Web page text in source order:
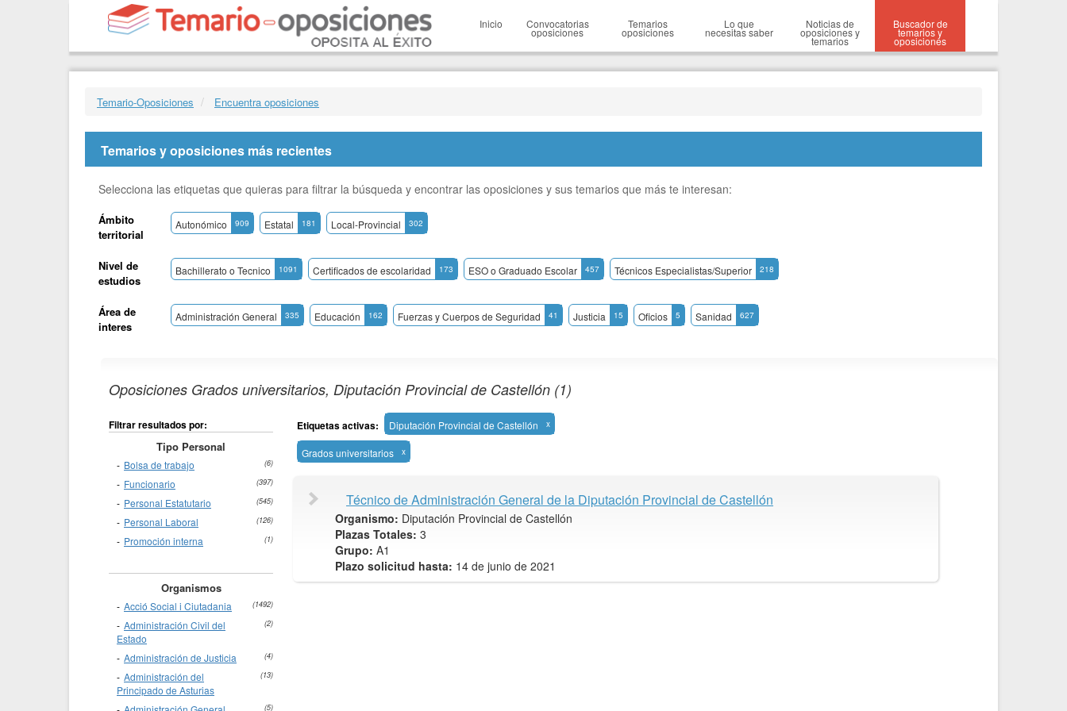
Inicio Convocatorias
oposiciones
Temarios
oposiciones
Lo que
necesitas saber
Noticias de
oposiciones y
temarios
Buscador de
temarios y
oposiciones
Temario-Oposiciones Encuentra oposiciones
Temarios y oposiciones más recientes
Selecciona las etiquetas que quieras para filtrar la búsqueda y encontrar las oposiciones y sus temarios que más te interesan:
Ámbito
territorial
Autonómico 909 Estatal 181 Local-Provincial 302
Nivel de
estudios
Bachillerato o Tecnico 1091 Certificados de escolaridad 173 ESO o Graduado Escolar 457 Técnicos Especialistas/Superior 218
Área de
interes
Administración General 335 Educación 162 Fuerzas y Cuerpos de Seguridad 41 Justicia 15 Oficios 5 Sanidad 627
Oposiciones Grados universitarios, Diputación Provincial de Castellón (1)
Filtrar resultados por:
Tipo Personal
Bolsa de trabajo (6)
Funcionario (397)
Personal Estatutario (545)
Personal Laboral (126)
Promoción interna (1)
Organismos
Acció Social i Ciutadania (1492)
Administración Civil del
Estado
(2)
Administración de Justicia (4)
Administración del
Principado de Asturias
(13)
(5)
Etiquetas activas: Diputación Provincial de Castellón x
Grados universitarios x
Técnico de Administración General de la Diputación Provincial de Castellón
Organismo: Diputación Provincial de Castellón
Plazas Totales: 3
Grupo: A1
Plazo solicitud hasta: 14 de junio de 2021